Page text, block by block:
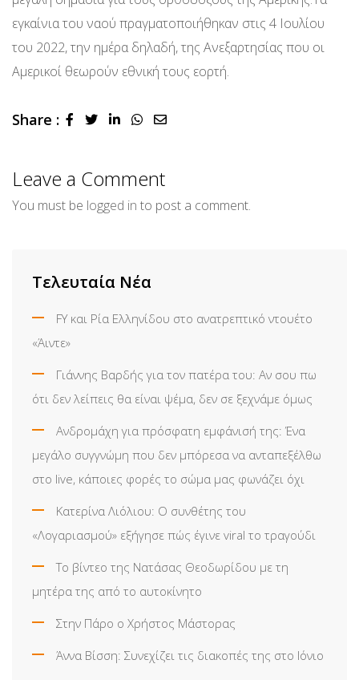
εγκαίνια του ναού πραγματοποιήθηκαν στις 4 Ιουλίου
του 2022, την ημέρα δηλαδή, της Ανεξαρτησίας που οι
Αμερικοί θεωρούν εθνική τους εορτή.
Share : LinkedInWhatsapp
Share
Leave a Comment
You must be logged in to post a comment.
Τελευταία Νέα
FY και Ρία Ελληνίδου στο ανατρεπτικό ντουέτο
«Άιντε»
Γιάννης Βαρδής για τον πατέρα του: Αν σου πω
ότι δεν λείπεις θα είναι ψέμα, δεν σε ξεχνάμε όμως
Ανδρομάχη για πρόσφατη εμφάνισή της: Ένα
μεγάλο συγγνώμη που δεν μπόρεσα να ανταπεξέλθω
στο live, κάποιες φορές το σώμα μας φωνάζει όχι
Κατερίνα Λιόλιου: Ο συνθέτης του
«Λογαριασμού» εξήγησε πώς έγινε viral το τραγούδι
Το βίντεο της Νατάσας Θεοδωρίδου με τη
μητέρα της από το αυτοκίνητο
Στην Πάρο ο Χρήστος Μάστορας
Άννα Βίσση: Συνεχίζει τις διακοπές της στο Ιόνιο